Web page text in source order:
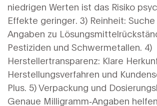
niedrigen Werten ist das Risiko
Effekte geringer. 3) Reinheit:
Angaben zu
Pestiziden und Schwermetallen. 4)
Herstellertransparenz: Klare
Herstellungsverfahren und
Plus. 5) Verpackung und
Genaue Milligramm‑Angaben